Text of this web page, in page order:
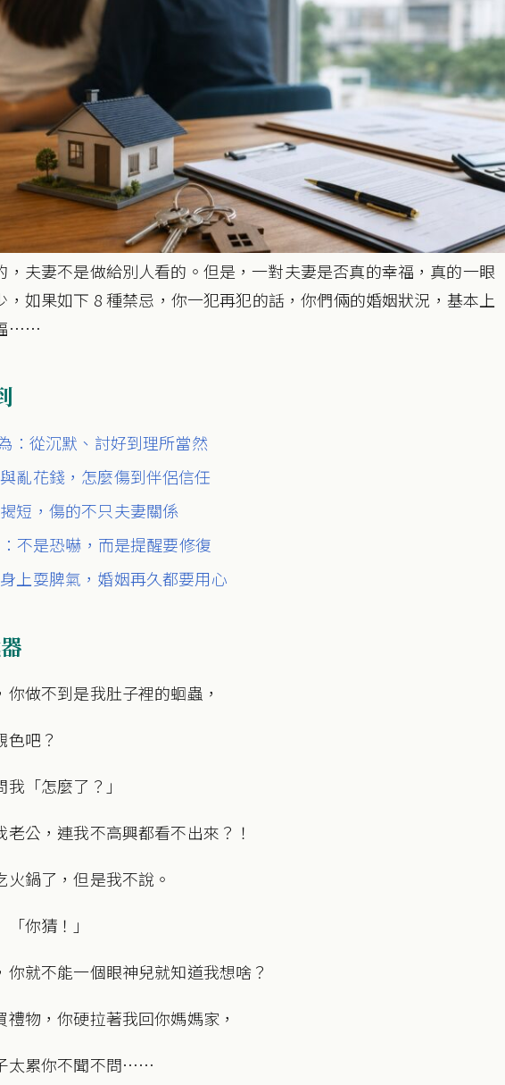
，夫妻不是做給別人看的。但是，一對夫妻是否真的幸福，真的一眼
，如果如下 8 種禁忌，你一犯再犯的話，你們倆的婚姻狀況，基本上
……
：從沉默、討好到理所當然
亂花錢，怎麼傷到伴侶信任
短，傷的不只夫妻關係
不是恐嚇，而是提醒要修復
上耍脾氣，婚姻再久都要用心
做不到是我肚子裡的蛔蟲，
色吧？
「怎麼了？」
公，連我不高興都看不出來？！
鍋了，但是我不說。
你猜！」
就不能一個眼神兒就知道我想啥？
物，你硬拉著我回你媽媽家，
太累你不聞不問……